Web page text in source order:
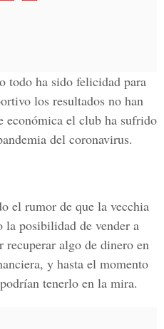
todo ha sido felicidad para
los resultados no han
económica el club ha sufrido
del coronavirus.
el rumor de que la vecchia
la posibilidad de vender a
recuperar algo de dinero en
y hasta el momento
tenerlo en la mira.